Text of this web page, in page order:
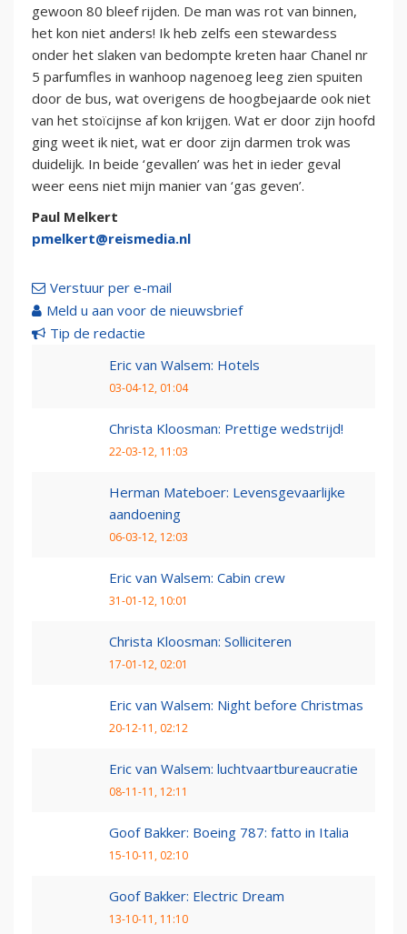
gewoon 80 bleef rijden. De man was rot van binnen,
het kon niet anders! Ik heb zelfs een stewardess
onder het slaken van bedompte kreten haar Chanel nr
5 parfumfles in wanhoop nagenoeg leeg zien spuiten
door de bus, wat overigens de hoogbejaarde ook niet
van het stoïcijnse af kon krijgen. Wat er door zijn hoofd
ging weet ik niet, wat er door zijn darmen trok was
duidelijk. In beide ‘gevallen’ was het in ieder geval
weer eens niet mijn manier van ‘gas geven’.
Paul Melkert
pmelkert@reismedia.nl
Verstuur per e-mail
Meld u aan voor de nieuwsbrief
Tip de redactie
Eric van Walsem: Hotels
03-04-12, 01:04
Christa Kloosman: Prettige wedstrijd!
22-03-12, 11:03
Herman Mateboer: Levensgevaarlijke
aandoening
06-03-12, 12:03
Eric van Walsem: Cabin crew
31-01-12, 10:01
Christa Kloosman: Solliciteren
17-01-12, 02:01
Eric van Walsem: Night before Christmas
20-12-11, 02:12
Eric van Walsem: luchtvaartbureaucratie
08-11-11, 12:11
Goof Bakker: Boeing 787: fatto in Italia
15-10-11, 02:10
Goof Bakker: Electric Dream
13-10-11, 11:10